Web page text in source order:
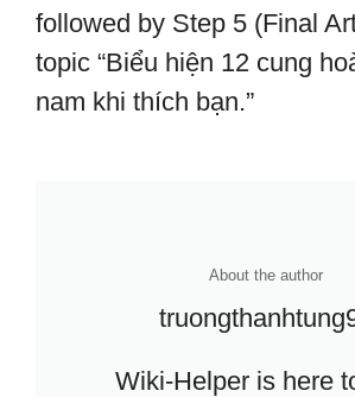
followed by Step 5 (Final
topic “Biểu hiện 12 cung
nam khi thích bạn.”
About the author
Wiki-Helper is here